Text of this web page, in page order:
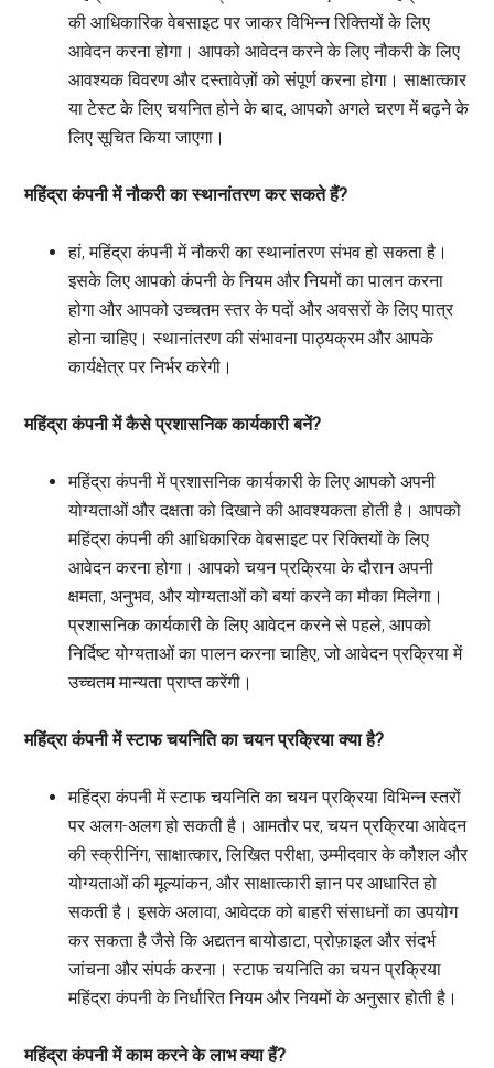
की आधिकारिक वेबसाइट पर जाकर विभिन्न रिक्तियों के लिए
आवेदन करना होगा। आपको आवेदन करने के लिए नौकरी के लिए
आवश्यक विवरण और दस्तावेज़ों को संपूर्ण करना होगा। साक्षात्कार
या टेस्ट के लिए चयनित होने के बाद, आपको अगले चरण में बढ़ने के
लिए सूचित किया जाएगा।
महिंद्रा कंपनी में नौकरी का स्थानांतरण कर सकते हैं?
हां, महिंद्रा कंपनी में नौकरी का स्थानांतरण संभव हो सकता है।
इसके लिए आपको कंपनी के नियम और नियमों का पालन करना
होगा और आपको उच्चतम स्तर के पदों और अवसरों के लिए पात्र
होना चाहिए। स्थानांतरण की संभावना पाठ्यक्रम और आपके
कार्यक्षेत्र पर निर्भर करेगी।
महिंद्रा कंपनी में कैसे प्रशासनिक कार्यकारी बनें?
महिंद्रा कंपनी में प्रशासनिक कार्यकारी के लिए आपको अपनी
योग्यताओं और दक्षता को दिखाने की आवश्यकता होती है। आपको
महिंद्रा कंपनी की आधिकारिक वेबसाइट पर रिक्तियों के लिए
आवेदन करना होगा। आपको चयन प्रक्रिया के दौरान अपनी
क्षमता, अनुभव, और योग्यताओं को बयां करने का मौका मिलेगा।
प्रशासनिक कार्यकारी के लिए आवेदन करने से पहले, आपको
निर्दिष्ट योग्यताओं का पालन करना चाहिए, जो आवेदन प्रक्रिया में
उच्चतम मान्यता प्राप्त करेंगी।
महिंद्रा कंपनी में स्टाफ चयनिति का चयन प्रक्रिया क्या है?
महिंद्रा कंपनी में स्टाफ चयनिति का चयन प्रक्रिया विभिन्न स्तरों
पर अलग-अलग हो सकती है। आमतौर पर, चयन प्रक्रिया आवेदन
की स्क्रीनिंग, साक्षात्कार, लिखित परीक्षा, उम्मीदवार के कौशल और
योग्यताओं की मूल्यांकन, और साक्षात्कारी ज्ञान पर आधारित हो
सकती है। इसके अलावा, आवेदक को बाहरी संसाधनों का उपयोग
कर सकता है जैसे कि अद्यतन बायोडाटा, प्रोफ़ाइल और संदर्भ
जांचना और संपर्क करना। स्टाफ चयनिति का चयन प्रक्रिया
महिंद्रा कंपनी के निर्धारित नियम और नियमों के अनुसार होती है।
महिंद्रा कंपनी में काम करने के लाभ क्या हैं?